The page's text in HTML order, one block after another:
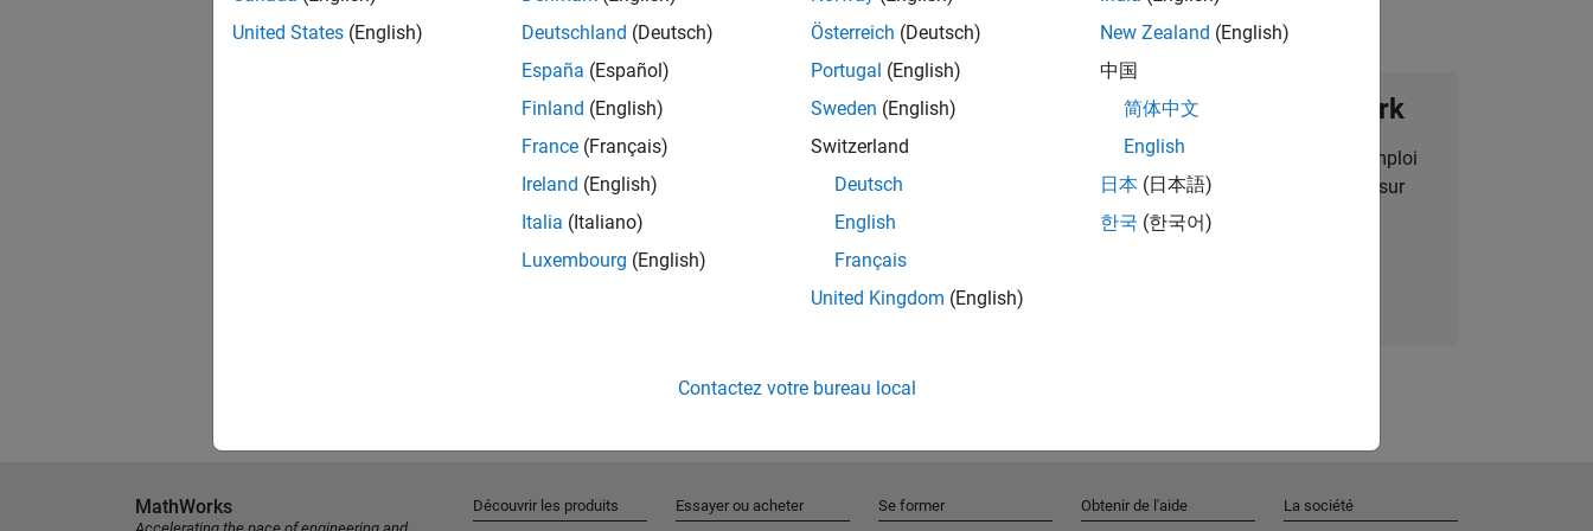
Rejoignez notre Talent Network
Recevez des alertes pour des opportunités d'emploi
personnalisées, des articles et des actualités sur
l'entreprise.
United States (English)
Deutschland (Deutsch)
España (Español)
Finland (English)
France (Français)
Ireland (English)
Italia (Italiano)
Luxembourg (English)
Österreich (Deutsch)
Portugal (English)
Sweden (English)
Switzerland
Deutsch
English
Français
United Kingdom (English)
New Zealand (English)
中国
简体中文
English
日本 (日本語)
한국 (한국어)
Contactez votre bureau local
MathWorks Découvrir les produits Essayer ou acheter Se former Obtenir de l'aide La société